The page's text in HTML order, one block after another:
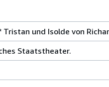
und Isolde von
Staatstheater.